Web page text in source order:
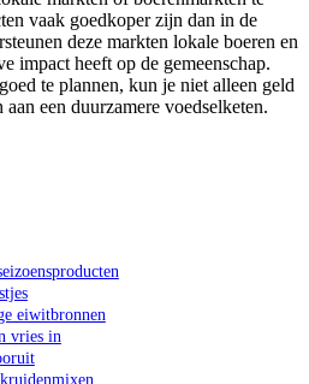
vaak goedkoper zijn dan in de
deze markten lokale boeren en
impact heeft op de gemeenschap.
te plannen, kun je niet alleen geld
een duurzamere voedselketen.
eiwitbronnen
vries in